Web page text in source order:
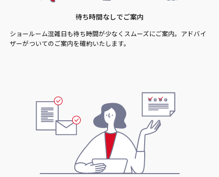
待ち時間なしでご案内
ショールーム混雑日も待ち時間が少なくスムーズにご案内。アドバイ
ザーがついてのご案内を確約いたします。